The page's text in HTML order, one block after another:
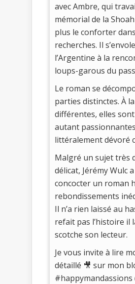
avec Ambre, qui
mémorial de la
plus le conforter
recherches. Il
l’Argentine à la
loups-garous du
Le roman se
parties distinctes. À
différentes, elles
autant passionnantes.
littéralement dévoré
Malgré un sujet très
délicat, Jérémy Wulc
concocter un roman
rebondissements
Il n’a rien laissé au
refait pas l’histoire il
scotche son lecteur.
Je vous invite à lire
détaillé 🎥 sur mon